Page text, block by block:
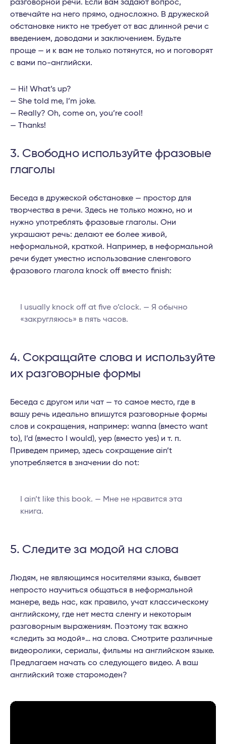
разговорной речи. Если вам задают вопрос,
отвечайте на него прямо, односложно. В дружеской
обстановке никто не требует от вас длинной речи с
введением, доводами и заключением. Будьте
проще — и к вам не только потянутся, но и поговорят
с вами по-английски.
— Hi! What’s up?
— She told me, I’m joke.
— Really? Oh, come on, you’re cool!
— Thanks!
3. Свободно используйте фразовые
глаголы
Беседа в дружеской обстановке — простор для
творчества в речи. Здесь не только можно, но и
нужно употреблять фразовые глаголы. Они
украшают речь: делают ее более живой,
неформальной, краткой. Например, в неформальной
речи будет уместно использование сленгового
фразового глагола knock off вместо finish:
I usually knock off at five o’clock. — Я обычно
«закругляюсь» в пять часов.
4. Сокращайте слова и используйте
их разговорные формы
Беседа с другом или чат — то самое место, где в
вашу речь идеально впишутся разговорные формы
слов и сокращения, например: wanna (вместо want
to), I’d (вместо I would), yep (вместо yes) и т. п.
Приведем пример, здесь сокращение ain’t
употребляется в значении do not:
I ain’t like this book. — Мне не нравится эта
книга.
5. Следите за модой на слова
Людям, не являющимся носителями языка, бывает
непросто научиться общаться в неформальной
манере, ведь нас, как правило, учат классическому
английскому, где нет места сленгу и некоторым
разговорным выражениям. Поэтому так важно
«следить за модой»… на слова. Смотрите различные
видеоролики, сериалы, фильмы на английском языке.
Предлагаем начать со следующего видео. А ваш
английский тоже старомоден?